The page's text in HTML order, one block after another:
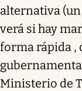
alternativa
verá si hay
forma rápida ,
Ministerio de